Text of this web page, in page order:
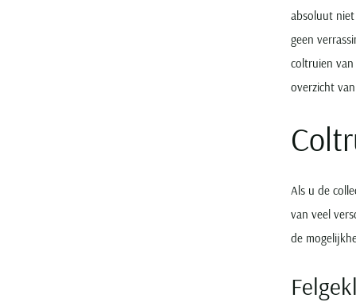
absoluut
geen
coltruien
overzicht
Als u de
van veel
de